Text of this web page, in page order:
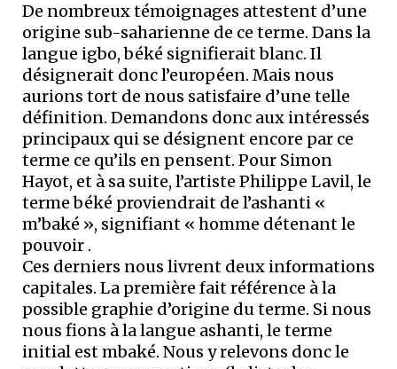
De nombreux témoignages attestent d’une
origine sub-saharienne de ce terme. Dans la
langue igbo, béké signifierait blanc. Il
désignerait donc l’européen. Mais nous
aurions tort de nous satisfaire d’une telle
définition. Demandons donc aux intéressés
principaux qui se désignent encore par ce
terme ce qu’ils en pensent. Pour Simon
Hayot, et à sa suite, l’artiste Philippe Lavil, le
terme béké proviendrait de l’ashanti «
m’baké », signifiant « homme détenant le
pouvoir .
Ces derniers nous livrent deux informations
capitales. La première fait référence à la
possible graphie d’origine du terme. Si nous
nous fions à la langue ashanti, le terme
initial est mbaké. Nous y relevons donc le